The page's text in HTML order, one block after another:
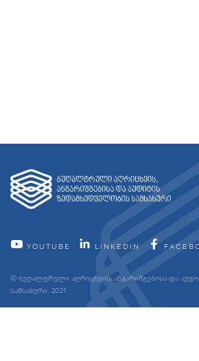
YOUTUBE LINKEDIN
© ბუღალტრული აღრიცხვის, ანგარიშგებისა და
სამსახური. 2021